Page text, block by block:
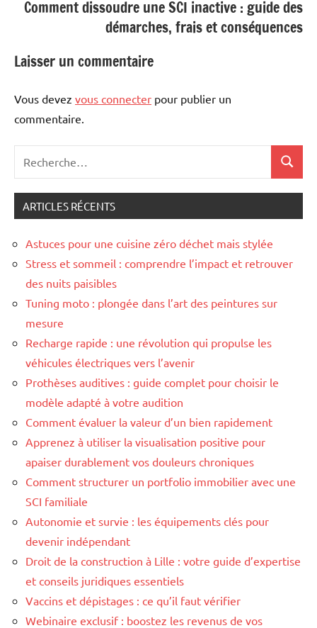
Comment dissoudre une SCI inactive : guide des
démarches, frais et conséquences
Laisser un commentaire
Vous devez vous connecter pour publier un
commentaire.
:
ARTICLES RÉCENTS
Astuces pour une cuisine zéro déchet mais stylée
Stress et sommeil : comprendre l’impact et retrouver
des nuits paisibles
Tuning moto : plongée dans l’art des peintures sur
mesure
Recharge rapide : une révolution qui propulse les
véhicules électriques vers l’avenir
Prothèses auditives : guide complet pour choisir le
modèle adapté à votre audition
Comment évaluer la valeur d’un bien rapidement
Apprenez à utiliser la visualisation positive pour
apaiser durablement vos douleurs chroniques
Comment structurer un portfolio immobilier avec une
SCI familiale
Autonomie et survie : les équipements clés pour
devenir indépendant
Droit de la construction à Lille : votre guide d’expertise
et conseils juridiques essentiels
Vaccins et dépistages : ce qu’il faut vérifier
Webinaire exclusif : boostez les revenus de vos